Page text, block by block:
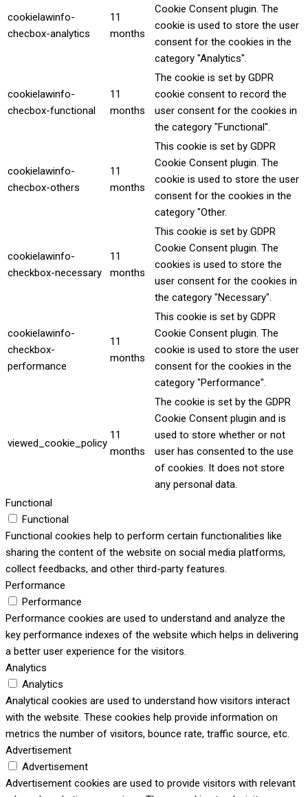
cookielawinfo-
checbox-analytics
11
months
Cookie Consent plugin. The
cookie is used to store the user
consent for the cookies in the
category "Analytics".
cookielawinfo-
checbox-functional
11
months
The cookie is set by GDPR
cookie consent to record the
user consent for the cookies in
the category "Functional".
cookielawinfo-
checbox-others
11
months
This cookie is set by GDPR
Cookie Consent plugin. The
cookie is used to store the user
consent for the cookies in the
category "Other.
cookielawinfo-
checkbox-necessary
11
months
This cookie is set by GDPR
Cookie Consent plugin. The
cookies is used to store the
user consent for the cookies in
the category "Necessary".
cookielawinfo-
checkbox-
performance
11
months
This cookie is set by GDPR
Cookie Consent plugin. The
cookie is used to store the user
consent for the cookies in the
category "Performance".
viewed_cookie_policy
11
months
The cookie is set by the GDPR
Cookie Consent plugin and is
used to store whether or not
user has consented to the use
of cookies. It does not store
any personal data.
Functional
Functional
Functional cookies help to perform certain functionalities like
sharing the content of the website on social media platforms,
collect feedbacks, and other third-party features.
Performance
Performance
Performance cookies are used to understand and analyze the
key performance indexes of the website which helps in delivering
a better user experience for the visitors.
Analytics
Analytics
Analytical cookies are used to understand how visitors interact
with the website. These cookies help provide information on
metrics the number of visitors, bounce rate, traffic source, etc.
Advertisement
Advertisement
Advertisement cookies are used to provide visitors with relevant